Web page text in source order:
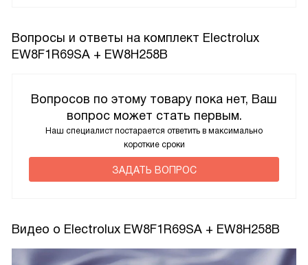
Вопросы и ответы на комплект Electrolux
EW8F1R69SA + EW8H258B
Вопросов по этому товару пока нет, Ваш
вопрос может стать первым.
Наш специалист постарается ответить в максимально
короткие сроки
ЗАДАТЬ ВОПРОС
Видео о Electrolux EW8F1R69SA + EW8H258B